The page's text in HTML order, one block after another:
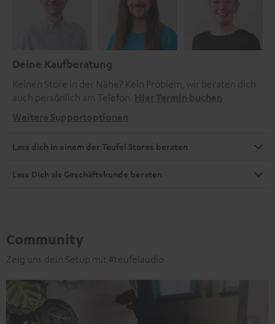
Deine Kaufberatung
Keinen Store in der Nähe? Kein Problem, wir beraten dich
auch persönlich am Telefon. Hier Termin buchen
Weitere Supportoptionen
Lass dich in einem der Teufel Stores beraten
Lass Dich als Geschäftskunde beraten
Community
Zeig uns dein Setup mit #teufelaudio